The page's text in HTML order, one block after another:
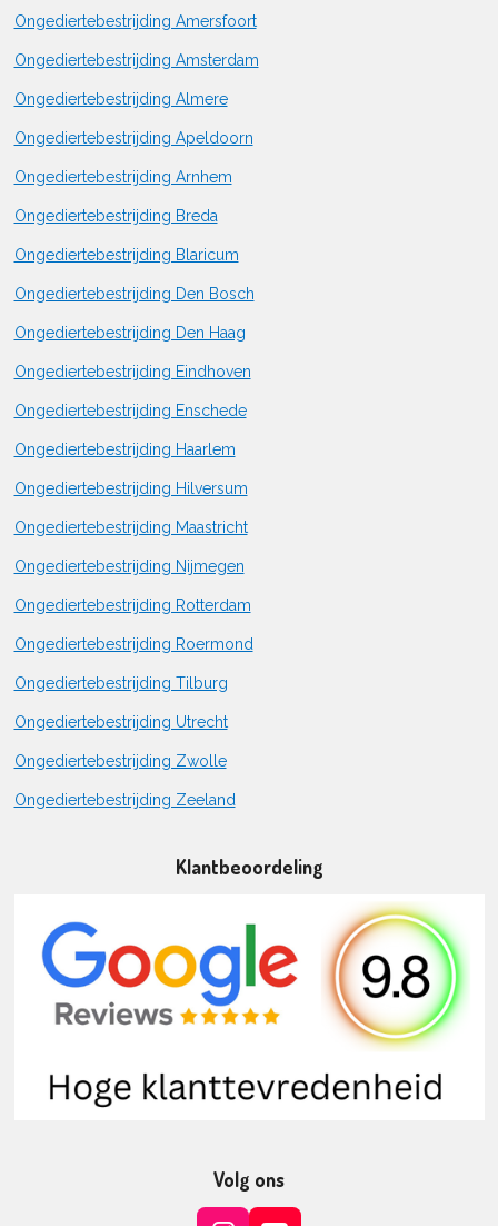
Ongediertebestrijding Amersfoort
Ongediertebestrijding Amsterdam
Ongediertebestrijding Almere
Ongediertebestrijding Apeldoorn
Ongediertebestrijding Arnhem
Ongediertebestrijding Breda
Ongediertebestrijding Blaricum
Ongediertebestrijding Den Bosch
Ongediertebestrijding Den Haag
Ongediertebestrijding Eindhoven
Ongediertebestrijding Enschede
Ongediertebestrijding Haarlem
Ongediertebestrijding Hilversum
Ongediertebestrijding Maastricht
Ongediertebestrijding Nijmegen
Ongediertebestrijding Rotterdam
Ongediertebestrijding Roermond
Ongediertebestrijding Tilburg
Ongediertebestrijding Utrecht
Ongediertebestrijding Zwolle
Ongediertebestrijding Zeeland
Klantbeoordeling
Volg ons